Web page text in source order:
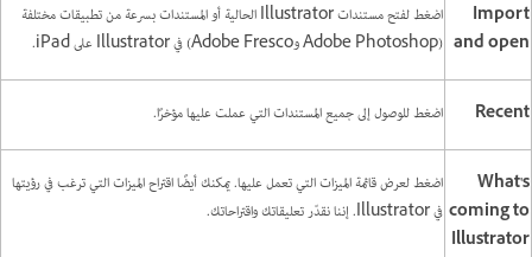
Import
and open
اضغط
لفتح مستندات Illustrator الحالية أو المستندات بسرعة من تطبيقات مختلفة
(Adobe Photoshop وAdobe Fresco) في Illustrator على iPad.
Recent اضغط للوصول إلى جميع المستندات التي عملت عليها مؤخرًا.
What's
coming to
Illustrator
اضغط لعرض قائمة الميزات التي تعمل عليها. يمكنك أيضًا اقتراح الميزات التي ترغب في رؤيتها
في Illustrator. إننا نقدّر تعليقاتك واقتراحاتك.